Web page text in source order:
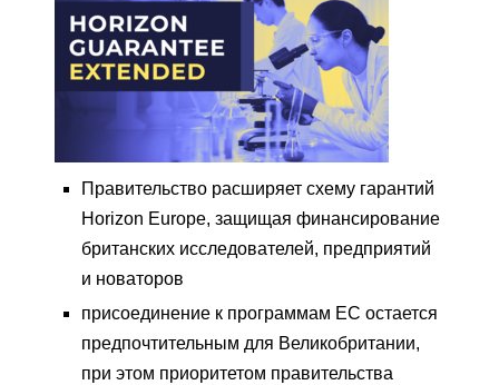
Правительство расширяет схему гарантий
Horizon Europe, защищая финансирование
британских исследователей, предприятий
и новаторов
присоединение к программам ЕС остается
предпочтительным для Великобритании,
при этом приоритетом правительства